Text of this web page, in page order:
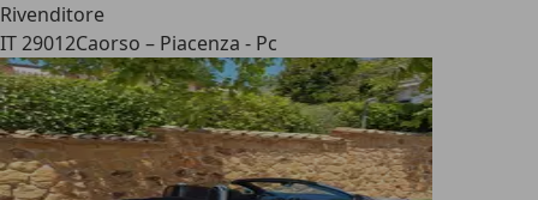
Rivenditore
IT 29012Caorso – Piacenza - Pc